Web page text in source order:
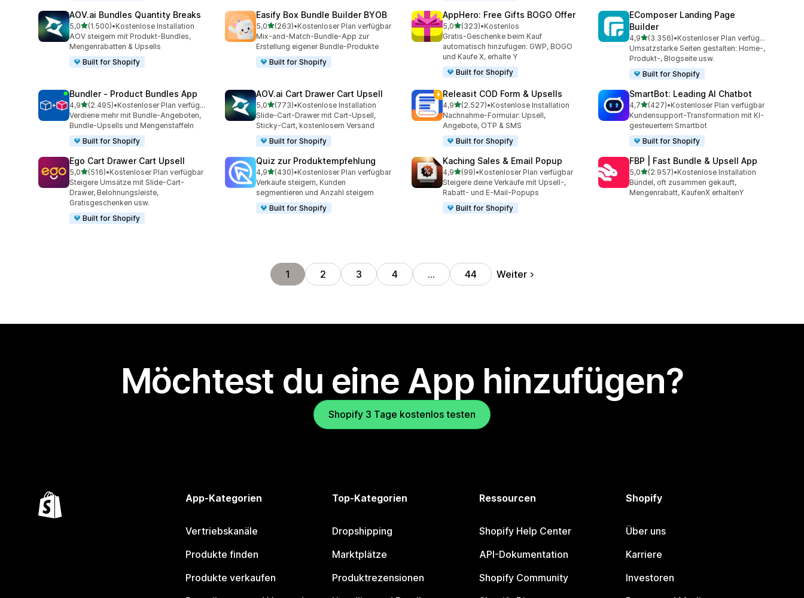
AOV.ai Bundles Quantity Breaks
5,0von 5 Sternen
(1.500)
1500 Rezensionen insgesamt
•Kostenlose Installation
AOV steigern mit Produkt-Bundles,
Mengenrabatten & Upsells
Built for Shopify
Easify Box Bundle Builder BYOB
5,0von 5 Sternen
(263)
263 Rezensionen insgesamt
•Kostenloser Plan verfügbar
Mix-and-Match-Bundle-App zur
Erstellung eigener Bundle-Produkte
Built for Shopify
AppHero: Free Gifts BOGO Offer
5,0von 5 Sternen
(323)
323 Rezensionen insgesamt
•Kostenlos
Gratis-Geschenke beim Kauf
automatisch hinzufügen: GWP, BOGO
und Kaufe X, erhalte Y
Built for Shopify
EComposer Landing Page
Builder
4,9von 5 Sternen
(3.356)
3356 Rezensionen insgesamt
•
Kostenloser Plan verfügbar
Umsatzstarke Seiten gestalten: Home-,
Produkt-, Blogseite usw.
Built for Shopify
Bundler ‑ Product Bundles App
4,9von 5 Sternen
(2.495)
2495 Rezensionen insgesamt
•
Kostenloser Plan verfügbar
Verdiene mehr mit Bundle-Angeboten,
Bundle-Upsells und Mengenstaffeln
Built for Shopify
AOV.ai Cart Drawer Cart Upsell
5,0von 5 Sternen
(773)
773 Rezensionen insgesamt
•Kostenlose Installation
Slide-Cart-Drawer mit Cart-Upsell,
Sticky-Cart, kostenlosem Versand
Built for Shopify
Releasit COD Form & Upsells
4,9von 5 Sternen
(2.527)
2527 Rezensionen insgesamt
•Kostenlose Installation
Nachnahme-Formular: Upsell,
Angebote, OTP & SMS
Built for Shopify
SmartBot: Leading AI Chatbot
4,7von 5 Sternen
(427)
427 Rezensionen insgesamt
•Kostenloser Plan verfügbar
Kundensupport-Transformation mit KI-
gesteuertem Smartbot
Built for Shopify
Ego Cart Drawer Cart Upsell
5,0von 5 Sternen
(516)
516 Rezensionen insgesamt
•Kostenloser Plan verfügbar
Steigere Umsätze mit Slide-Cart-
Drawer, Belohnungsleiste,
Gratisgeschenken usw.
Built for Shopify
Quiz zur Produktempfehlung
4,9von 5 Sternen
(430)
430 Rezensionen insgesamt
•Kostenloser Plan verfügbar
Verkäufe steigern, Kunden
segmentieren und Anzahl steigern
Built for Shopify
Kaching Sales & Email Popup
4,9von 5 Sternen
(99)
99 Rezensionen insgesamt
•Kostenloser Plan verfügbar
Steigere deine Verkäufe mit Upsell-,
Rabatt- und E-Mail-Popups
Built for Shopify
FBP | Fast Bundle & Upsell App
5,0von 5 Sternen
(2.957)
2957 Rezensionen insgesamt
•Kostenlose Installation
Bündel, oft zusammen gekauft,
Mengenrabatt, KaufenX erhaltenY
1 2 3 4 … 44 Weiter
Möchtest du eine App hinzufügen?
Shopify 3 Tage kostenlos testen
App-Kategorien
Vertriebskanäle
Produkte finden
Produkte verkaufen
Top-Kategorien
Dropshipping
Marktplätze
Produktrezensionen
Ressourcen
Shopify Help Center
API-Dokumentation
Shopify Community
Shopify
Über uns
Karriere
Investoren